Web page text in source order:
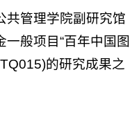
共管理学院副研究馆
一般项目“百年中国图
的研究成果之